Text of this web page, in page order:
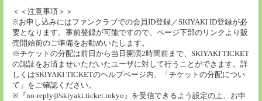
＜＜注意事項＞＞
※お申し込みにはファンクラブでの会員ID登録／SKIYAKI ID登録が必
要となります。事前登録が可能ですので、ページ下部のリンクより販
売開始前のご準備をお勧めいたします。
※チケットの分配は前日から当日開演2時間前まで、SKIYAKI TICKET
の認証をお済ませいただいたユーザに対して行うことができます。詳
しくはSKIYAKI TICKETのヘルプページ内、「チケットの分配につい
て」をご確認ください。
※『no-reply@skiyaki.ticket.tokyo』を受信できるよう設定の上、お申